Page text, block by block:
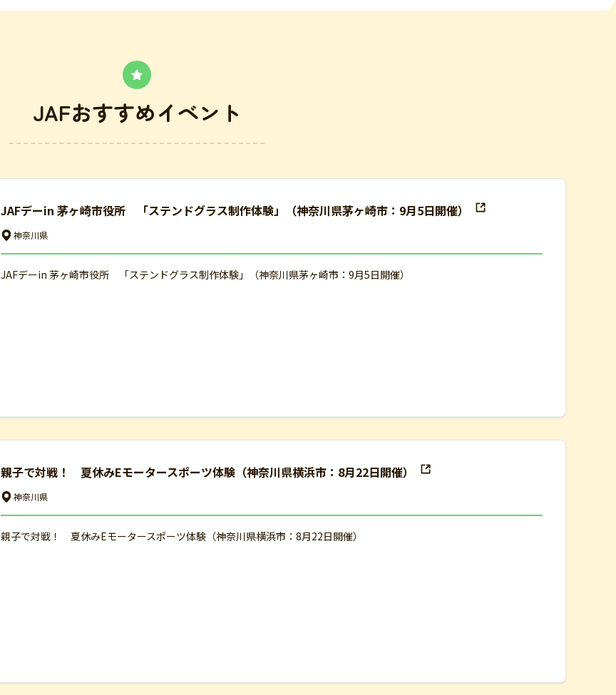
JAFおすすめイベント
JAFデーin 茅ヶ崎市役所 「ステンドグラス制作体験」（神奈川県茅ヶ崎市：9月5日開催）
神奈川県
JAFデーin 茅ヶ崎市役所 「ステンドグラス制作体験」（神奈川県茅ヶ崎市：9月5日開催）
親子で対戦！ 夏休みEモータースポーツ体験（神奈川県横浜市：8月22日開催）
神奈川県
親子で対戦！ 夏休みEモータースポーツ体験（神奈川県横浜市：8月22日開催）